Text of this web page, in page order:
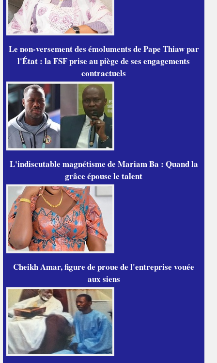
Le non-versement des émoluments de Pape Thiaw par
l'État : la FSF prise au piège de ses engagements
contractuels
L'indiscutable magnétisme de Mariam Ba : Quand la
grâce épouse le talent
Cheikh Amar, figure de proue de l'entreprise vouée
aux siens